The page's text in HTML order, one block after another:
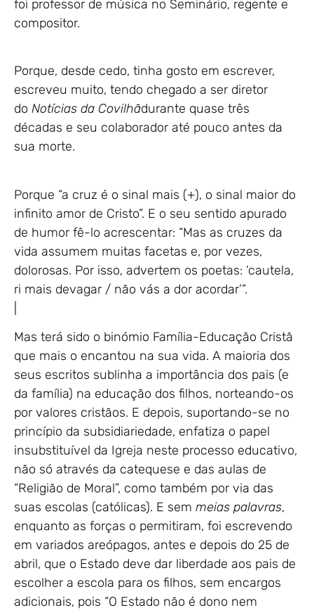
foi professor de música no Seminário, regente e
compositor.
Porque, desde cedo, tinha gosto em escrever,
escreveu muito, tendo chegado a ser diretor
do Notícias da Covilhãdurante quase três
décadas e seu colaborador até pouco antes da
sua morte.
Porque “a cruz é o sinal mais (+), o sinal maior do
infinito amor de Cristo”. E o seu sentido apurado
de humor fê-lo acrescentar: “Mas as cruzes da
vida assumem muitas facetas e, por vezes,
dolorosas. Por isso, advertem os poetas: ‘cautela,
ri mais devagar / não vás a dor acordar’”.
Mas terá sido o binómio Família-Educação Cristã
que mais o encantou na sua vida. A maioria dos
seus escritos sublinha a importância dos pais (e
da família) na educação dos filhos, norteando-os
por valores cristãos. E depois, suportando-se no
princípio da subsidiariedade, enfatiza o papel
insubstituível da Igreja neste processo educativo,
não só através da catequese e das aulas de
“Religião de Moral”, como também por via das
suas escolas (católicas). E sem meias palavras,
enquanto as forças o permitiram, foi escrevendo
em variados areópagos, antes e depois do 25 de
abril, que o Estado deve dar liberdade aos pais de
escolher a escola para os filhos, sem encargos
adicionais, pois “O Estado não é dono nem